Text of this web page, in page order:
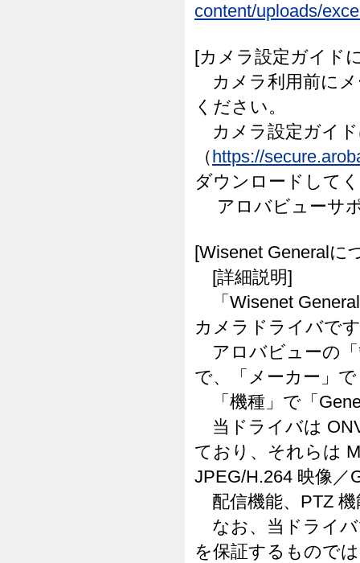
content/uploads/
[カメラ設定ガイド
カメラ利用前にメ
ください。
カメラ設定ガイ
（https://
ダウンロードして
アロバビューサ
[Wisenet Generalに
[詳細説明]
「Wisenet
カメラドライバで
アロバビューの
で、「メーカー」
「機種」で「
当ドライバは
ており、それらは
JPEG/H.264 映像／
配信機能、PTZ
なお、当ドライバ
を保証するもので